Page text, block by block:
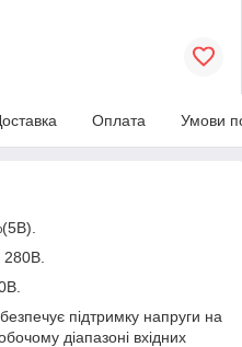
Оплата Умови
280В.
підтримку напруги на
діапазоні вхідних